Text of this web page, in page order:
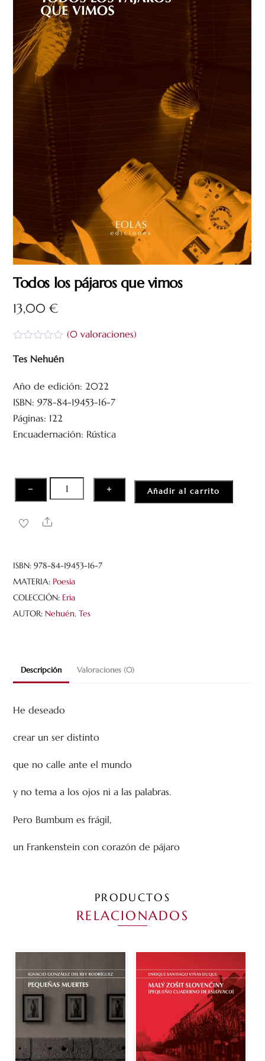
Todos los pájaros que vimos
13,00€
a
r
d
o
c
o
5
(0valoraciones)
Tes Nehuén
Año de edición: 2022
ISBN: 978-84-19453-16-7
Páginas: 122
Encuadernación: Rústica
−
Todos
los
pájaros
cantidad
+ Añadir al carrito
Share
ISBN:978-84-19453-16-7
MATERIA: Poesia
COLECCIÓN: Eria
AUTOR: Nehuén, Tes
Descripción Valoraciones (0)
He deseado
crear un ser distinto
que no calle ante el mundo
y no tema a los ojos ni a las palabras.
Pero Bumbum es frágil,
un Frankenstein con corazón de pájaro
PRODUCTOS
RELACIONADOS